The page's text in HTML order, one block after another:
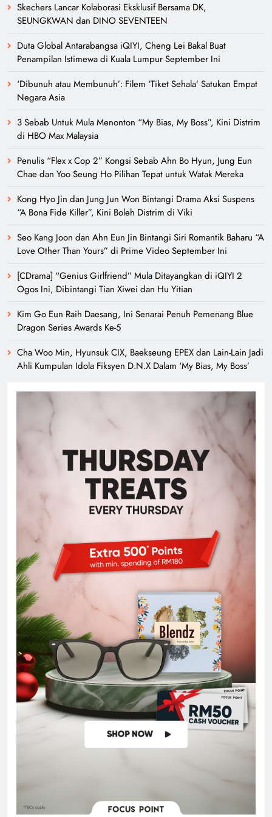
Skechers Lancar Kolaborasi Eksklusif Bersama DK,
SEUNGKWAN dan DINO SEVENTEEN
Duta Global Antarabangsa iQIYI, Cheng Lei Bakal Buat
Penampilan Istimewa di Kuala Lumpur September Ini
‘Dibunuh atau Membunuh’: Filem ‘Tiket Sehala’ Satukan Empat
Negara Asia
3 Sebab Untuk Mula Menonton “My Bias, My Boss”, Kini Distrim
di HBO Max Malaysia
Penulis “Flex x Cop 2” Kongsi Sebab Ahn Bo Hyun, Jung Eun
Chae dan Yoo Seung Ho Pilihan Tepat untuk Watak Mereka
Kong Hyo Jin dan Jung Jun Won Bintangi Drama Aksi Suspens
“A Bona Fide Killer”, Kini Boleh Distrim di Viki
Seo Kang Joon dan Ahn Eun Jin Bintangi Siri Romantik Baharu “A
Love Other Than Yours” di Prime Video September Ini
[CDrama] “Genius Girlfriend” Mula Ditayangkan di iQIYI 2
Ogos Ini, Dibintangi Tian Xiwei dan Hu Yitian
Kim Go Eun Raih Daesang, Ini Senarai Penuh Pemenang Blue
Dragon Series Awards Ke-5
Cha Woo Min, Hyunsuk CIX, Baekseung EPEX dan Lain-Lain Jadi
Ahli Kumpulan Idola Fiksyen D.N.X Dalam ‘My Bias, My Boss’